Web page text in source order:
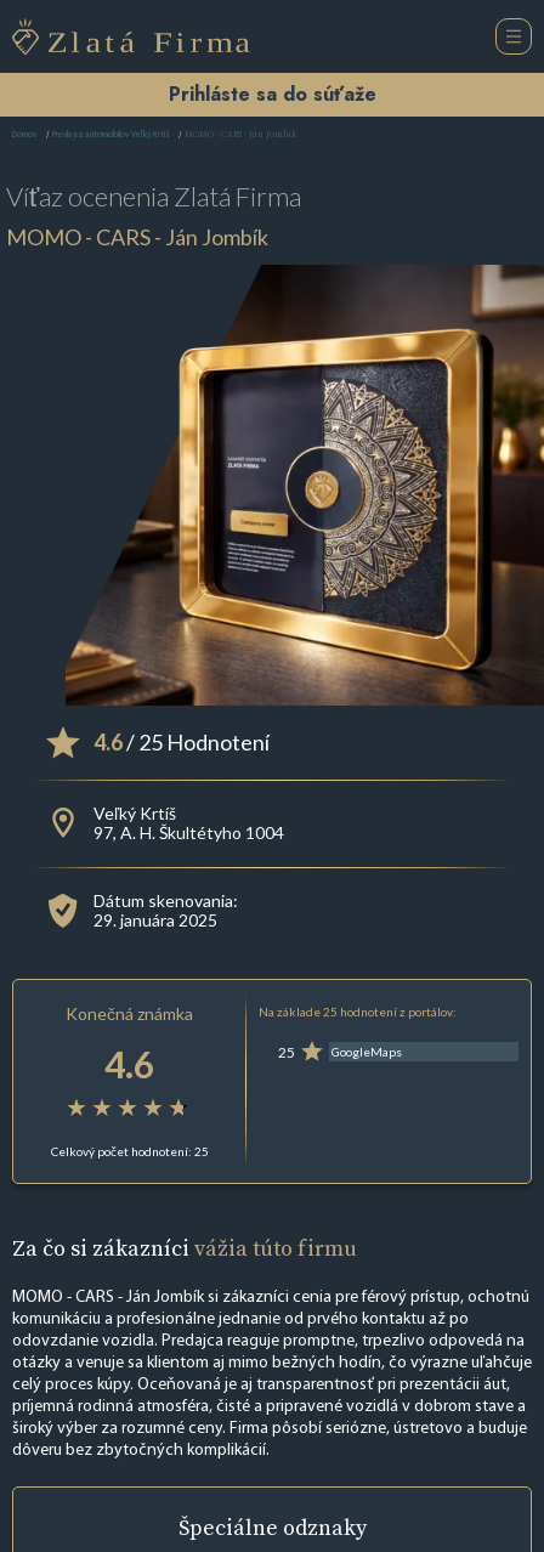
Prihláste sa do súťaže
Domov Predajca automobilov Veľký Krtíš MOMO - CARS - Ján Jombík
Víťaz ocenenia Zlatá Firma
MOMO - CARS - Ján Jombík
4.6/ 25 Hodnotení
Veľký Krtíš
97, A. H. Škultétyho 1004
Dátum skenovania:
29. januára 2025
Konečná známka
4.6
Celkový počet hodnotení: 25
Na základe 25 hodnotení z portálov:
25 GoogleMaps
Za čo si zákazníci vážia túto firmu
MOMO - CARS - Ján Jombík si zákazníci cenia pre férový prístup, ochotnú
komunikáciu a profesionálne jednanie od prvého kontaktu až po
odovzdanie vozidla. Predajca reaguje promptne, trpezlivo odpovedá na
otázky a venuje sa klientom aj mimo bežných hodín, čo výrazne uľahčuje
celý proces kúpy. Oceňovaná je aj transparentnosť pri prezentácii áut,
príjemná rodinná atmosféra, čisté a pripravené vozidlá v dobrom stave a
široký výber za rozumné ceny. Firma pôsobí seriózne, ústretovo a buduje
dôveru bez zbytočných komplikácií.
Špeciálne odznaky